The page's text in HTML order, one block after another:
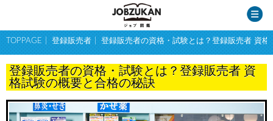
TOPPAGE 登録販売者 登録販売者の資格・試験とは？登録販売者 資
登録販売者の資格・試験とは？登録販売者 資
格試験の概要と合格の秘訣